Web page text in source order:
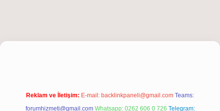
Reklam ve İletişim: E-mail: backlinkpaneli@gmail.com Teams:
forumhizmeti@gmail.com Whatsapp: 0262 606 0 726 Telegram: